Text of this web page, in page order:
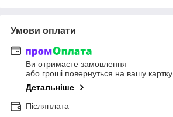
Умови оплати
Ви отримаєте замовлення
або гроші повернуться на вашу картку
Детальніше
Післяплата